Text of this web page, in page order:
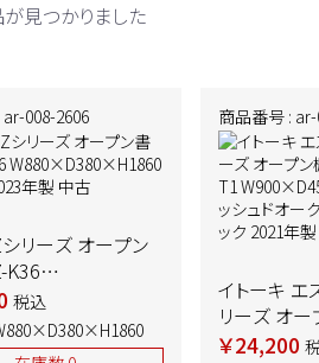
見つかりました
008-2606
リーズ オープン
K36
ホワ
年製 中古
税込
商品番号 :
イトーキ エ
リーズ オ
M1090LS-
￥24,200